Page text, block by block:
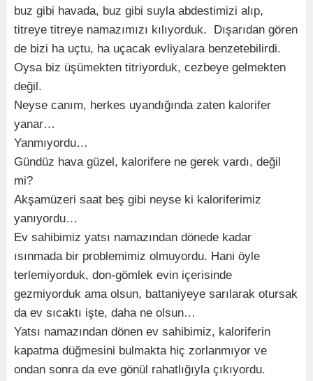
buz gibi havada, buz gibi suyla abdestimizi alıp,
titreye titreye namazımızı kılıyorduk. Dışarıdan gören
de bizi ha uçtu, ha uçacak evliyalara benzetebilirdi.
Oysa biz üşümekten titriyorduk, cezbeye gelmekten
değil.
Neyse canım, herkes uyandığında zaten kalorifer
yanar…
Yanmıyordu…
Gündüz hava güzel, kalorifere ne gerek vardı, değil
mi?
Akşamüzeri saat beş gibi neyse ki kaloriferimiz
yanıyordu…
Ev sahibimiz yatsı namazından dönede kadar
ısınmada bir problemimiz olmuyordu. Hani öyle
terlemiyorduk, don-gömlek evin içerisinde
gezmiyorduk ama olsun, battaniyeye sarılarak otursak
da ev sıcaktı işte, daha ne olsun…
Yatsı namazından dönen ev sahibimiz, kaloriferin
kapatma düğmesini bulmakta hiç zorlanmıyor ve
ondan sonra da eve gönül rahatlığıyla çıkıyordu.